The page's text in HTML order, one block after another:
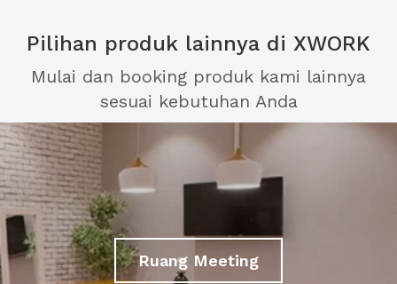
Pilihan produk lainnya di XWORK
Mulai dan booking produk kami lainnya
sesuai kebutuhan Anda
Ruang Meeting